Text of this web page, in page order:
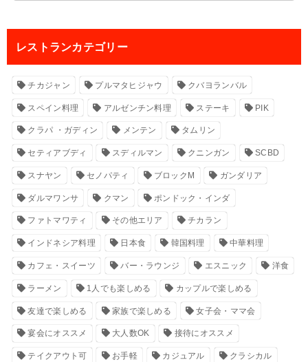
レストランカテゴリー
チカジャン プルマタヒジャウ クバヨランバル
スペイン料理 アルゼンチン料理 ステーキ PIK
クラパ ・ガディン メンテン タムリン
セティアブディ スディルマン クニンガン SCBD
スナヤン セノパティ ブロックM ガンダリア
ダルマワンサ クマン ポンドック・インダ
ファトマワティ その他エリア チカラン
インドネシア料理 日本食 韓国料理 中華料理
カフェ・スイーツ バー・ラウンジ エスニック 洋食
ラーメン 1人でも楽しめる カップルで楽しめる
友達で楽しめる 家族で楽しめる 女子会・ママ会
宴会にオススメ 大人数OK 接待にオススメ
テイクアウト可 お手軽 カジュアル クラシカル